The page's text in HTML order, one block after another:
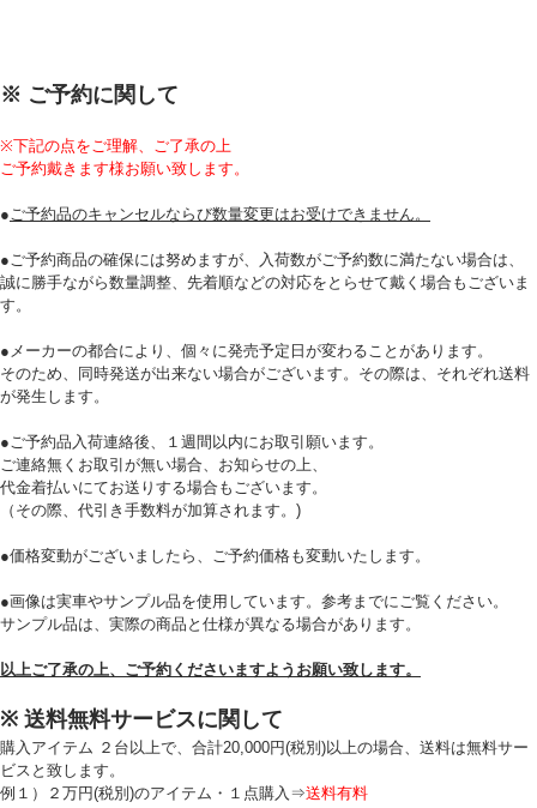
プライバシーポリシーを確認しました。
※ ご予約に関して
※下記の点をご理解、ご了承の上
ご予約戴きます様お願い致します。
●ご予約品のキャンセルならび数量変更はお受けできません。
●ご予約商品の確保には努めますが、入荷数がご予約数に満たない場合は、
誠に勝手ながら数量調整、先着順などの対応をとらせて戴く場合もございま
す。
●メーカーの都合により、個々に発売予定日が変わることがあります。
そのため、同時発送が出来ない場合がございます。その際は、それぞれ送料
が発生します。
●ご予約品入荷連絡後、１週間以内にお取引願います。
ご連絡無くお取引が無い場合、お知らせの上、
代金着払いにてお送りする場合もございます。
（その際、代引き手数料が加算されます。)
●価格変動がございましたら、ご予約価格も変動いたします。
●画像は実車やサンプル品を使用しています。参考までにご覧ください。
サンプル品は、実際の商品と仕様が異なる場合があります。
以上ご了承の上、ご予約くださいますようお願い致します。
※ 送料無料サービスに関して
購入アイテム ２台以上で、合計20,000円(税別)以上の場合、送料は無料サー
ビスと致します。
例１）２万円(税別)のアイテム・１点購入⇒送料有料